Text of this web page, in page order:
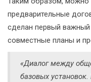
предварительные
сделан первый
совместные планы и
«Диалог между
базовых